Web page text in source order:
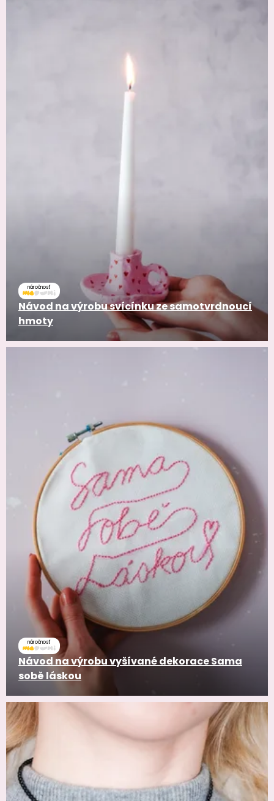
náročnosť
Návod na výrobu svícínku ze samotvrdnoucí
hmoty
náročnosť
Návod na výrobu vyšívané dekorace Sama
sobě láskou